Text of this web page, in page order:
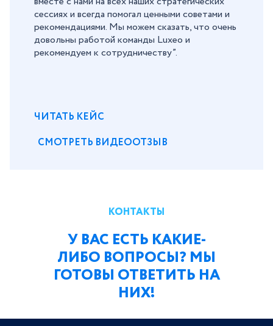
сессиях и всегда помогал ценными советами и
рекомендациями. Мы можем сказать, что очень
довольны работой команды Luxeo и
рекомендуем к сотрудничеству”.
ЧИТАТЬ КЕЙС
СМОТРЕТЬ ВИДЕООТЗЫВ
КОНТАКТЫ
У ВАС ЕСТЬ КАКИЕ-
ЛИБО ВОПРОСЫ? МЫ
ГОТОВЫ ОТВЕТИТЬ НА
НИХ!